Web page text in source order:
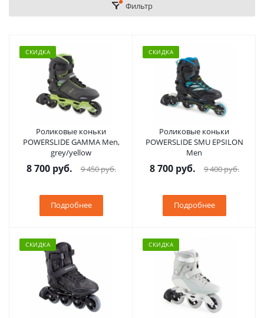
Фильтр
СКИДКА
Роликовые коньки
POWERSLIDE GAMMA Men,
grey/yellow
8 700 руб. 9 450 руб.
Подробнее
СКИДКА
Роликовые коньки
POWERSLIDE SMU EPSILON
Men
8 700 руб. 9 400 руб.
Подробнее
СКИДКА СКИДКА